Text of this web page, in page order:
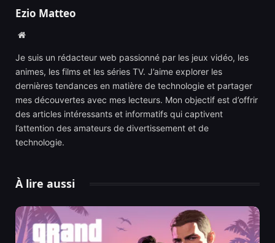
Ezio Matteo
Website
Je suis un rédacteur web passionné par les jeux vidéo, les
animes, les films et les séries TV. J’aime explorer les
dernières tendances en matière de technologie et partager
mes découvertes avec mes lecteurs. Mon objectif est d’offrir
des articles intéressants et informatifs qui captivent
l’attention des amateurs de divertissement et de
technologie.
À lire aussi